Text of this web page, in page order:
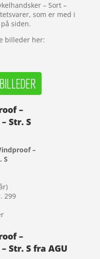
– Sort –
som er med i
siden.
billeder her:
–
Str. S
–
S
299
–
Str. S fra AGU